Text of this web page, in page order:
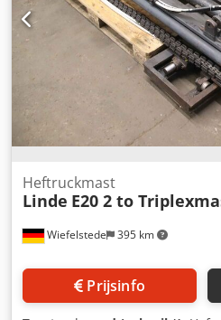
Wiefelstede 395 km
Heftruckmast
Linde E20 2 to
Prijsinfo